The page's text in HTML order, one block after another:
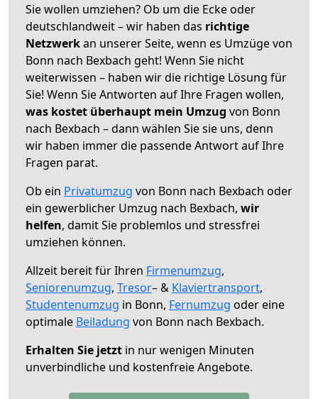
Sie wollen umziehen? Ob um die Ecke oder
deutschlandweit – wir haben das richtige
Netzwerkan unserer Seite, wenn es Umzüge von
Bonn nach Bexbach geht! Wenn Sie nicht
weiterwissen – haben wir die richtige Lösung für
Sie! Wenn Sie Antworten auf Ihre Fragen wollen,
was kostet überhaupt mein Umzug von Bonn
nach Bexbach – dann wählen Sie sie uns, denn
wir haben immer die passende Antwort auf Ihre
Fragen parat.
Ob ein Privatumzug von Bonn nach Bexbach oder
ein gewerblicher Umzug nach Bexbach, wir
helfen, damit Sie problemlos und stressfrei
umziehen können.
Allzeit bereit für Ihren Firmenumzug,
Seniorenumzug, Tresor– & Klaviertransport,
Studentenumzug in Bonn, Fernumzug oder eine
optimale Beiladung von Bonn nach Bexbach.
Erhalten Sie jetzt in nur wenigen Minuten
unverbindliche und kostenfreie Angebote.